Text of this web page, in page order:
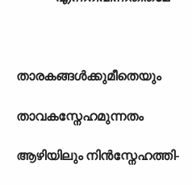
താരകങ്ങൾക്കുമീതെയും
താവകസ്നേഹമുന്നതം
ആഴിയിലും നിൻസ്നേഹത്തി-